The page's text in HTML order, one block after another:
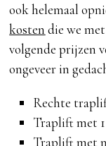
ook helemaal
kosten die we
volgende prijzen
ongeveer in
Rechte
Traplift met
Traplift met